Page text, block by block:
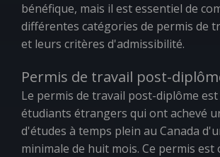
bénéfique, mais il est essentiel de
différentes catégories de permis de
et leurs critères d'admissibilité.
Permis de travail post-
Le permis de travail post-diplôme
étudiants étrangers qui ont achevé
d'études à temps plein au Canada
minimale de huit mois. Ce permis